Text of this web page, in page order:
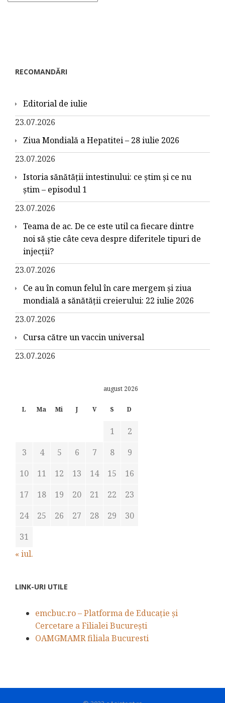
RECOMANDĂRI
Editorial de iulie
23.07.2026
Ziua Mondială a Hepatitei – 28 iulie 2026
23.07.2026
Istoria sănătății intestinului: ce știm și ce nu
știm – episodul 1
23.07.2026
Teama de ac. De ce este util ca fiecare dintre
noi să știe câte ceva despre diferitele tipuri de
injecții?
23.07.2026
Ce au în comun felul în care mergem și ziua
mondială a sănătății creierului: 22 iulie 2026
23.07.2026
Cursa către un vaccin universal
23.07.2026
august 2026
L Ma Mi J V S D
1
2
3
4 5 6 7 8
9
10
11 12 13 14 15
16
17
18 19 20 21 22
23
24
25 26 27 28 29
30
31
« iul.
LINK-URI UTILE
emcbuc.ro – Platforma de Educație și
Cercetare a Filialei București
OAMGMAMR filiala Bucuresti